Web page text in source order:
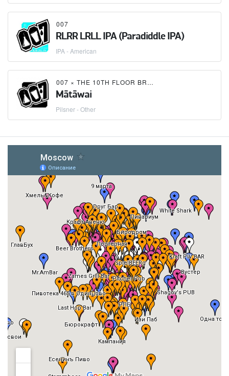
007
RLRR LRLL IPA (Paradiddle IPA)
IPA - American
007 × THE 10TH FLOOR BREWERY
Mātāwai
Pilsner - Other